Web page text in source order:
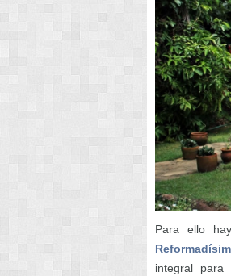
Para ello
integral para